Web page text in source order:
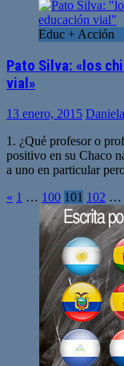
Educ + Acción
Pato Silva: «los
vial»
13 enero, 2015
1. ¿Qué profesor o
positivo en su Chaco
a uno en particular
Paginación
entradas
« 1 … 100 101 102 …